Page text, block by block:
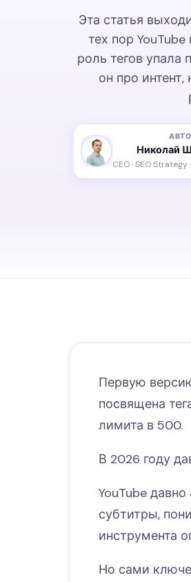
Эта статья
тех пор
роль тегов упала
он про
Николай
CEO · SEO Strategy
Первую
посвящена
лимита в 500.
В 2026 году
YouTube
субтитры,
инструмента
Но сами